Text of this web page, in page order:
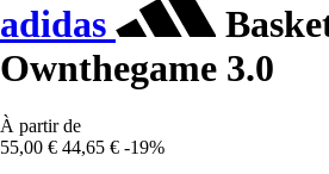
adidas
Ownthegame 3.0
À partir de
55,00 € 44,65 € -19%